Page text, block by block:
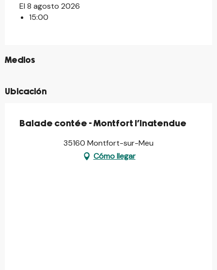
El 8 agosto 2026
15:00
Medios
©
Ubicación
Balade contée - Montfort l'Inatendue
35160 Montfort-sur-Meu
Cómo llegar